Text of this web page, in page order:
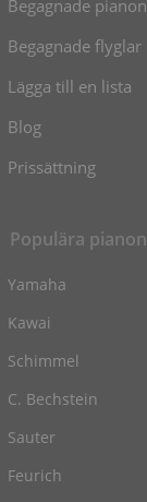
Begagnade pianon
Begagnade flyglar
Lägga till en lista
Blog
Prissättning
Populära pianon
Yamaha
Kawai
Schimmel
C. Bechstein
Sauter
Feurich